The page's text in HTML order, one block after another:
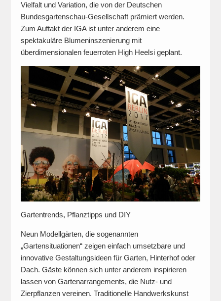
Vielfalt und Variation, die von der Deutschen
Bundesgartenschau-Gesellschaft prämiert werden.
Zum Auftakt der IGA ist unter anderem eine
spektakuläre Blumeninszenierung mit
überdimensionalen feuerroten High Heelsi geplant.
Gartentrends, Pflanztipps und DIY
Neun Modellgärten, die sogenannten
„Gartensituationen“ zeigen einfach umsetzbare und
innovative Gestaltungsideen für Garten, Hinterhof oder
Dach. Gäste können sich unter anderem inspirieren
lassen von Gartenarrangements, die Nutz- und
Zierpflanzen vereinen. Traditionelle Handwerkskunst